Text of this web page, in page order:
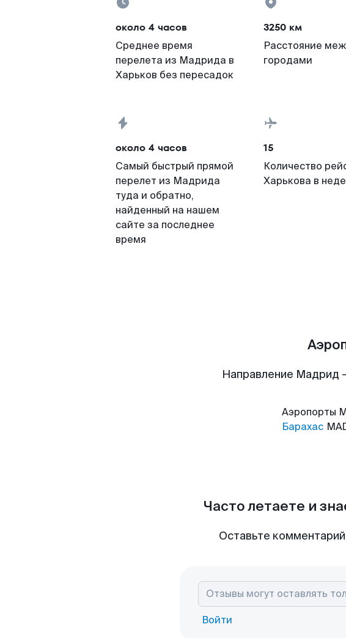
около 4 часов
Среднее время
перелета из Мадрида в
Харьков без пересадок
3250 км
Расстояние
городами
около 4 часов
Самый быстрый прямой
перелет из Мадрида
туда и обратно,
найденный на нашем
сайте за последнее
время
15
Количество
Харькова в
Направление Мадрид
Аэропорты
Барахас
Часто летаете и
Оставьте
Войти